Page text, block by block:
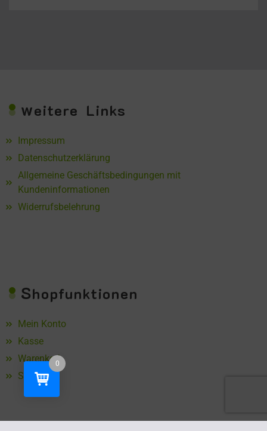
weitere Links
Impressum
Datenschutzerklärung
Allgemeine Geschäftsbedingungen mit
Kundeninformationen
Widerrufsbelehrung
Shopfunktionen
Mein Konto
Kasse
Warenkorb
Shop
0